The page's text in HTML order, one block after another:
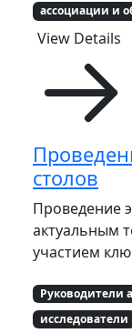
ассоциации и
View Details
столов
Проведение
актуальным
участием
Руководители
исследователи